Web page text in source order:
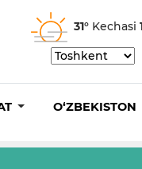
31° Kechasi
O‘ZBEKISTON